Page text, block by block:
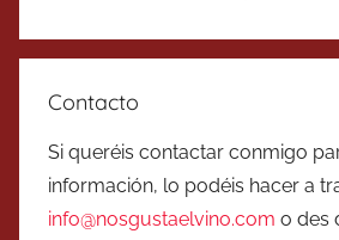
Contacto
Si queréis contactar conmigo
información, lo podéis hacer a
info@nosgustaelvino.com o des